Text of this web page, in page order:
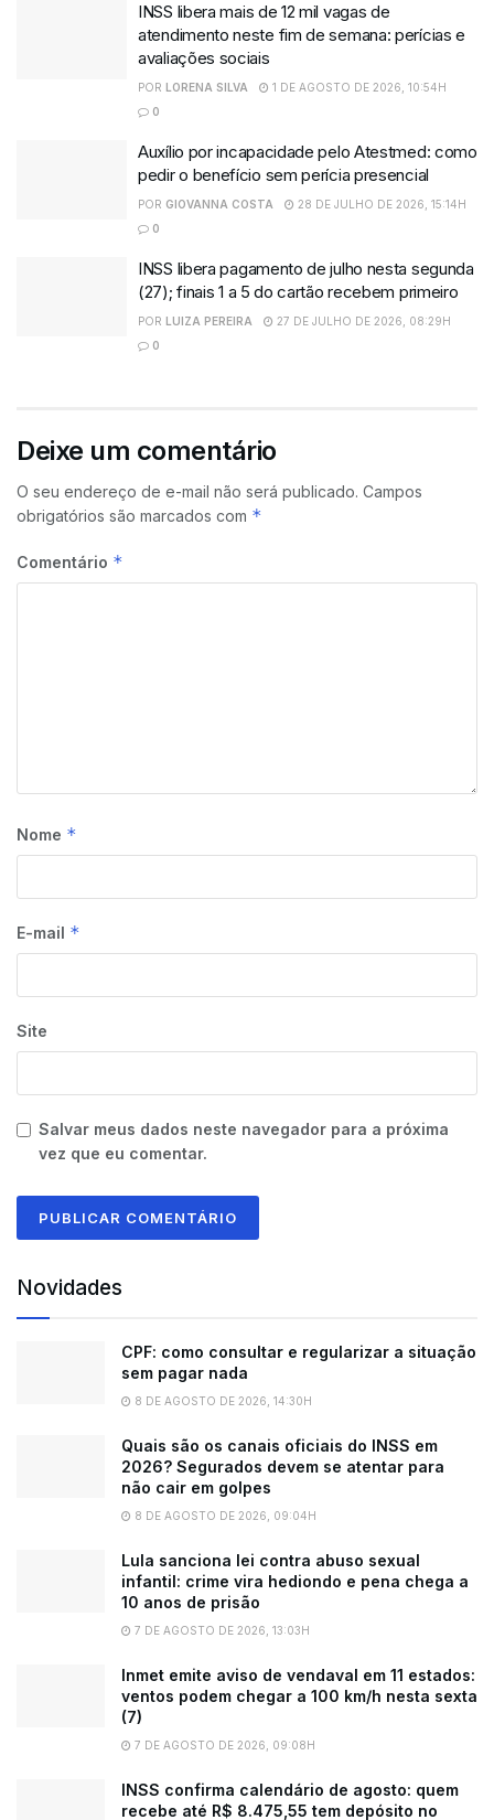
INSS libera mais de 12 mil vagas de
atendimento neste fim de semana: perícias e
avaliações sociais
POR LORENA SILVA
1 DE AGOSTO DE 2026, 10:54H
0
Auxílio por incapacidade pelo Atestmed: como
pedir o benefício sem perícia presencial
POR GIOVANNA COSTA
28 DE JULHO DE 2026, 15:14H
0
INSS libera pagamento de julho nesta segunda
(27); finais 1 a 5 do cartão recebem primeiro
POR LUIZA PEREIRA
27 DE JULHO DE 2026, 08:29H
0
Deixe um comentário
O seu endereço de e-mail não será publicado. Campos
obrigatórios são marcados com *
Comentário *
Nome *
E-mail *
Site
Salvar meus dados neste navegador para a próxima
vez que eu comentar.
Novidades
CPF: como consultar e regularizar a situação
sem pagar nada
8 DE AGOSTO DE 2026, 14:30H
Quais são os canais oficiais do INSS em
2026? Segurados devem se atentar para
não cair em golpes
8 DE AGOSTO DE 2026, 09:04H
Lula sanciona lei contra abuso sexual
infantil: crime vira hediondo e pena chega a
10 anos de prisão
7 DE AGOSTO DE 2026, 13:03H
Inmet emite aviso de vendaval em 11 estados:
ventos podem chegar a 100 km/h nesta sexta
(7)
7 DE AGOSTO DE 2026, 09:08H
INSS confirma calendário de agosto: quem
recebe até R$ 8.475,55 tem depósito no